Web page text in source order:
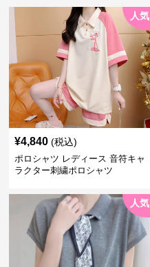
人気
¥4,840 (税込)
ポロシャツ レディース 音符キャ
ラクター刺繍ポロシャツ
人気